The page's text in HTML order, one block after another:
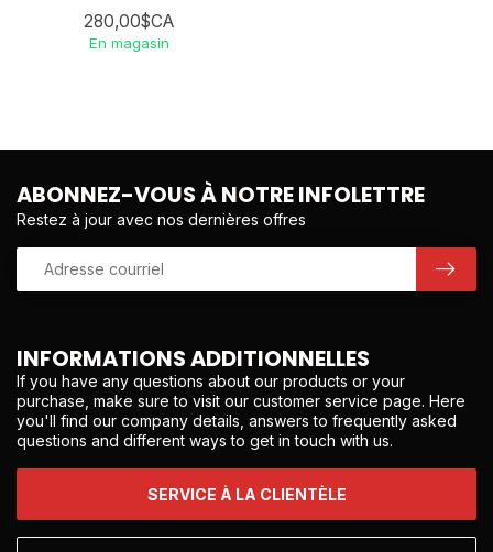
280,00$CA
En magasin
INFORMATIONS ADDITIONNELLES
If you have any questions about our products or your
purchase, make sure to visit our customer service page. Here
you'll find our company details, answers to frequently asked
questions and different ways to get in touch with us.
SERVICE À LA CLIENTÈLE
ABONNEZ-VOUS À NOTRE INFOLETTRE
Restez à jour avec nos dernières offres